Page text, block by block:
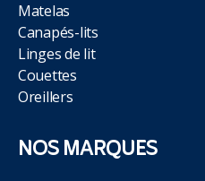
Matelas
Canapés-lits
Linges de lit
Couettes
Oreillers
NOS MARQUES